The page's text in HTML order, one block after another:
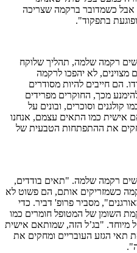
אבל כשמדובר ברקמה שצריכה
בתפקוד".
רקמה שלמה, תהליך שלוקח
מצוינים, לא יהפכו לרקמה
הם חייבים להיות מסודרים
מכך, החוקרים מפרידים
וסוכרים, ובונים על
אישית כמו התאים עצמם, אנחנו
את ההתפתחות הטבעית של
רקמה שלמה. "תאים בודדים,
כשמזריקים אותם, הם פשוט לא
מסביר פרופ' דביר. כדי
השומן של המטופל חומרים כמו
מיוחד. "בג’ל הזה, שמותאם אישית
תאי הגזע העובריים ומחקים את